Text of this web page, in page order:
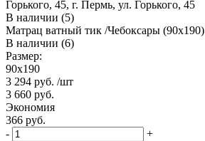
Горького, 45, г. Пермь, ул. Горького, 45
В наличии (5)
Матрац ватный тик /Чебоксары (90х190)
В наличии (6)
Размер:
90х190
3 294 руб. /шт
3 660 руб.
Экономия
366 руб.
-
+